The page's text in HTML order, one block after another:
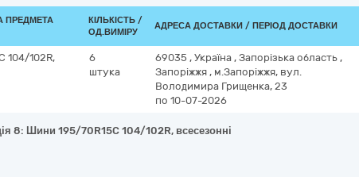
ПРЕДМЕТА
КІЛЬКІСТЬ /
ОД.ВИМІРУ
АДРЕСА ДОСТАВКИ / ПЕРІОД ДОСТАВКИ
104/102R,
6
штука
69035 , Україна , Запорізька область ,
Запоріжжя , м.Запоріжжя, вул.
Володимира Грищенка, 23
по 10-07-2026
8: Шини 195/70R15C 104/102R, всесезонні